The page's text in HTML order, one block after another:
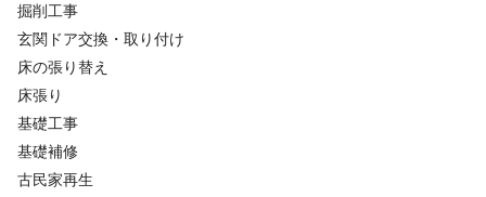
掘削工事
玄関ドア交換・取り付け
床の張り替え
床張り
基礎工事
基礎補修
古民家再生